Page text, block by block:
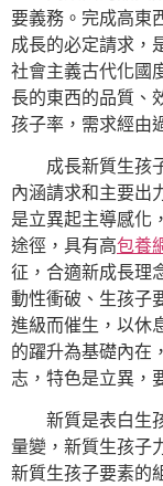
要義務。完成高東
成長的必定請求，
社會主義古代化國
長的東西的品質、
孩子率，需求經由
成長新質生孩
內涵請求和主要出
是立異起主導感化
途徑，具有高包養
征，合適新成長理
動性衝破、生孩子
進級而催生，以休
的躍升為基礎內在
志，特色是立異，
新質是表白生
量變，新質生孩子
新質生孩子要素的